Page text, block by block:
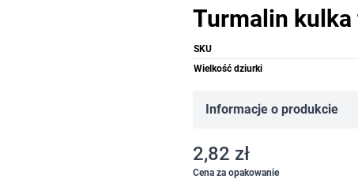
Turmalin
SKU
Wielkość dziurki
Informacje o produkcie
2,82 zł
Cena za opakowanie